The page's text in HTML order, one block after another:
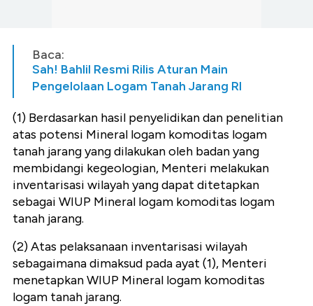
Baca:
Sah! Bahlil Resmi Rilis Aturan Main
Pengelolaan Logam Tanah Jarang RI
(1) Berdasarkan hasil penyelidikan dan penelitian
atas potensi Mineral logam komoditas logam
tanah jarang yang dilakukan oleh badan yang
membidangi kegeologian, Menteri melakukan
inventarisasi wilayah yang dapat ditetapkan
sebagai WIUP Mineral logam komoditas logam
tanah jarang.
(2) Atas pelaksanaan inventarisasi wilayah
sebagaimana dimaksud pada ayat (1), Menteri
menetapkan WIUP Mineral logam komoditas
logam tanah jarang.